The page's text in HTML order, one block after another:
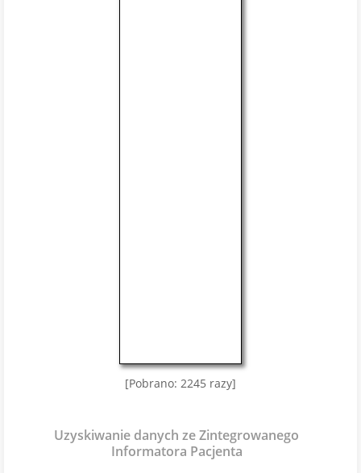
[Pobrano: 2245 razy]
Uzyskiwanie danych ze Zintegrowanego
Informatora Pacjenta